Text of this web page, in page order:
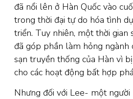
đã nổi lên ở Hàn Quốc vào
trong thời đại tự do hóa tình
triển. Tuy nhiên, một thời gian
đã góp phần làm hỏng ngành
sạn truyền thống của Hàn vì
cho các hoạt động bất hợp
Nhưng đối với Lee- một người